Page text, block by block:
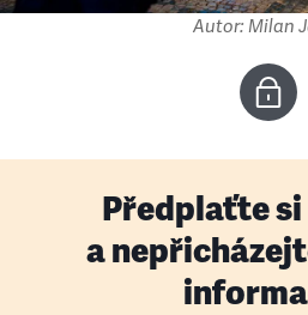
Autor: Milan
Předplaťte
a